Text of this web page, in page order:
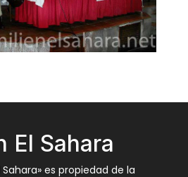
El Sahara
es propiedad de la